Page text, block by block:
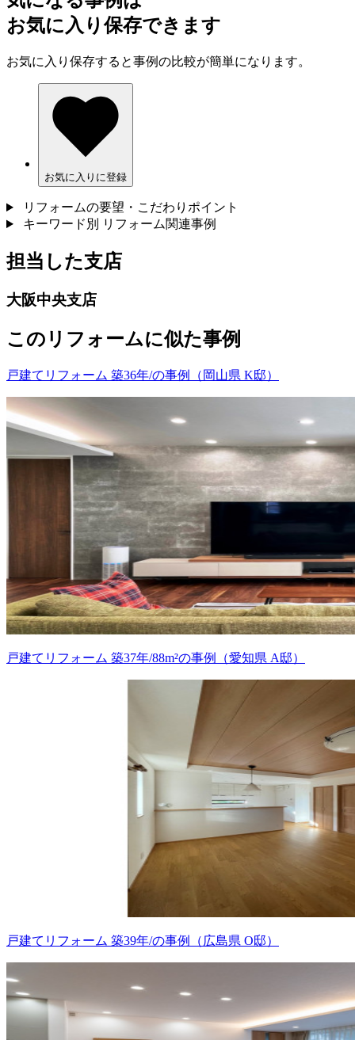
お気に入り保存できます
お気に入り保存すると事例の比較が簡単になります。
お気に入りに登録
リフォームの要望・こだわりポイント
キーワード別 リフォーム関連事例
担当した支店
大阪中央支店
このリフォームに似た事例
戸建てリフォーム 築36年/の事例（岡山県 K邸）
戸建てリフォーム 築37年/88m²の事例（愛知県 A邸）
戸建てリフォーム 築39年/の事例（広島県 O邸）